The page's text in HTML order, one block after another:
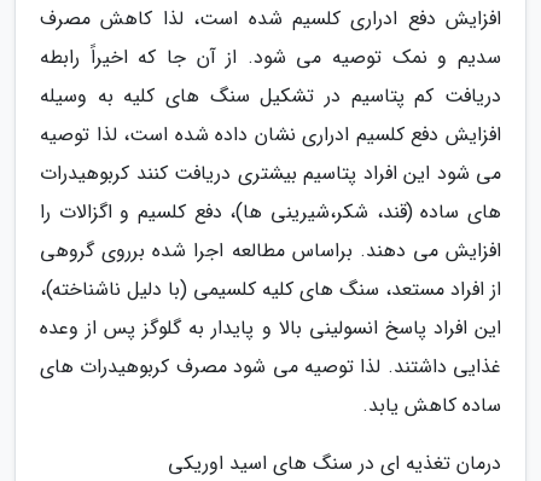
افزایش دفع ادراری کلسیم شده است، لذا کاهش مصرف
سدیم و نمک توصیه می شود. از آن جا که اخیراً رابطه
دریافت کم پتاسیم در تشکیل سنگ های کلیه به وسیله
افزایش دفع کلسیم ادراری نشان داده شده است، لذا توصیه
می شود این افراد پتاسیم بیشتری دریافت کنند کربوهیدرات
های ساده (قند، شکر،شیرینی ها)، دفع کلسیم و اگزالات را
افزایش می دهند. براساس مطالعه اجرا شده برروی گروهی
از افراد مستعد، سنگ های کلیه کلسیمی (با دلیل ناشناخته)،
این افراد پاسخ انسولینی بالا و پایدار به گلوگز پس از وعده
غذایی داشتند. لذا توصیه می شود مصرف کربوهیدرات های
ساده کاهش یابد.
درمان تغذیه ای در سنگ های اسید اوریکی